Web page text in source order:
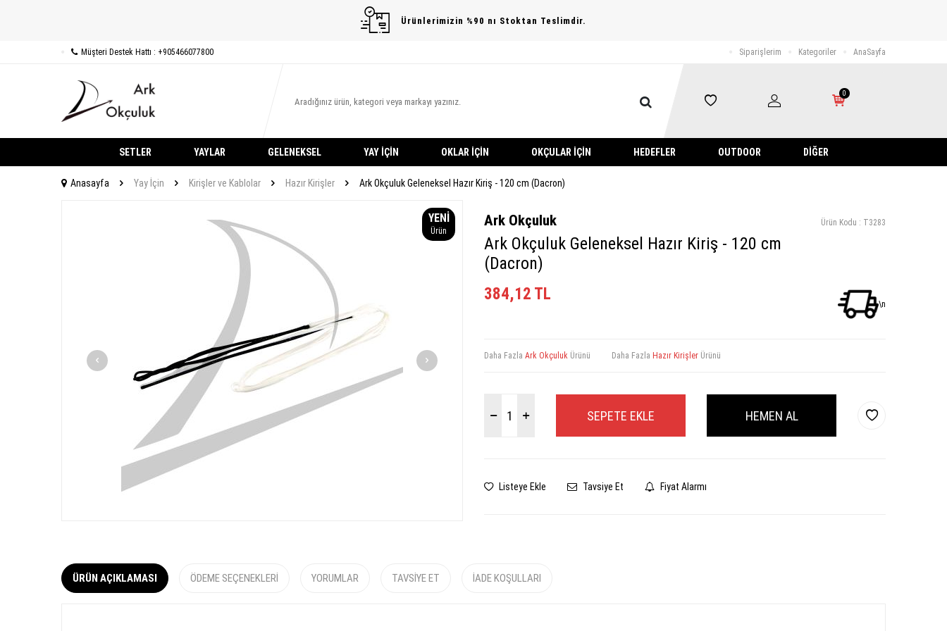
Ürünlerimizin %90 nı Stoktan Teslimdir.
Müşteri Destek Hattı : +905466077800 Siparişlerim Kategoriler AnaSayfa
0
SETLER YAYLAR GELENEKSEL YAY İÇIN OKLAR İÇIN OKÇULAR İÇIN HEDEFLER OUTDOOR DIĞER
Anasayfa Yay İçin Kirişler ve Kablolar Hazır Kirişler Ark Okçuluk Geleneksel Hazır Kiriş - 120 cm (Dacron)
YENI
Ürün
Ark Okçuluk Ürün Kodu : T3283
Ark Okçuluk Geleneksel Hazır Kiriş - 120 cm
(Dacron)
384,12 TL
\n
Daha Fazla Ark Okçuluk Ürünü Daha Fazla Hazır Kirişler Ürünü
SEPETE EKLE HEMEN AL
Listeye Ekle Tavsiye Et Fiyat Alarmı
ÜRÜN AÇIKLAMASI ÖDEME SEÇENEKLERI YORUMLAR TAVSIYE ET İADE KOŞULLARI